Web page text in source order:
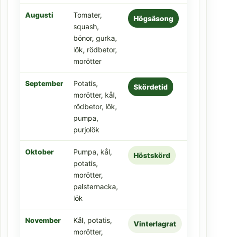
Augusti
Tomater,
squash,
bönor, gurka,
lök, rödbetor,
morötter
Högsäsong
September
Potatis,
morötter, kål,
rödbetor, lök,
pumpa,
purjolök
Skördetid
Oktober
Pumpa, kål,
potatis,
morötter,
palsternacka,
lök
Höstskörd
November
Kål, potatis,
morötter,
Vinterlagrat